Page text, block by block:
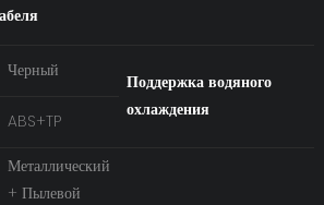
Черный
Поддержка водяного
охлаждения
ABS+TP
Металлический
+ Пылевой